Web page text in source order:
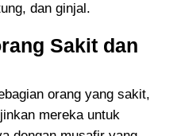
dan ginjal.
Sakit dan
orang yang sakit,
mereka untuk